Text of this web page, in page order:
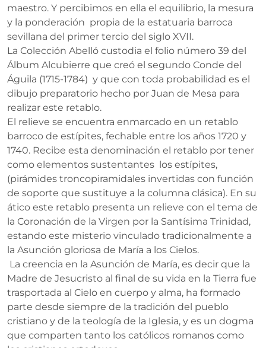
maestro. Y percibimos en ella el equilibrio, la mesura
y la ponderación propia de la estatuaria barroca
sevillana del primer tercio del siglo XVII.
La Colección Abelló custodia el folio número 39 del
Álbum Alcubierre que creó el segundo Conde del
Águila (1715-1784) y que con toda probabilidad es el
dibujo preparatorio hecho por Juan de Mesa para
realizar este retablo.
El relieve se encuentra enmarcado en un retablo
barroco de estípites, fechable entre los años 1720 y
1740. Recibe esta denominación el retablo por tener
como elementos sustentantes los estípites,
(pirámides troncopiramidales invertidas con función
de soporte que sustituye a la columna clásica). En su
ático este retablo presenta un relieve con el tema de
la Coronación de la Virgen por la Santísima Trinidad,
estando este misterio vinculado tradicionalmente a
la Asunción gloriosa de María a los Cielos.
La creencia en la Asunción de María, es decir que la
Madre de Jesucristo al final de su vida en la Tierra fue
trasportada al Cielo en cuerpo y alma, ha formado
parte desde siempre de la tradición del pueblo
cristiano y de la teología de la Iglesia, y es un dogma
que comparten tanto los católicos romanos como